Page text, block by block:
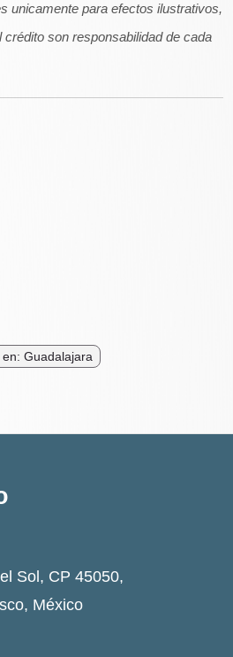
unicamente para efectos ilustrativos,
son responsabilidad de cada
Guadalajara
Sol, CP 45050,
México